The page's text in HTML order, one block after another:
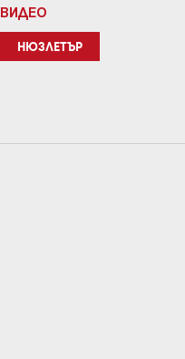
ВИДЕО
НЮЗЛЕТЪР